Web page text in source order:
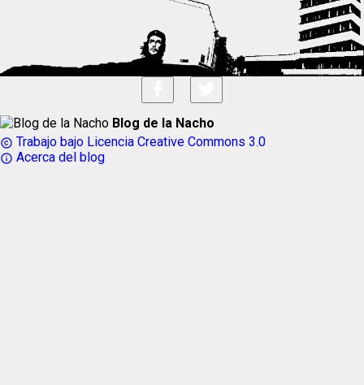
Blog de la Nacho
copyright Trabajo bajo Licencia Creative Commons 3.0
info_outline Acerca del blog